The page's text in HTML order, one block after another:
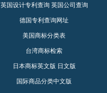
英国设计专利查询 英国公司查询
德国专利查询网址
美国商标分类表
台湾商标检索
日本商标英文版 日文版
国际商品分类中文版